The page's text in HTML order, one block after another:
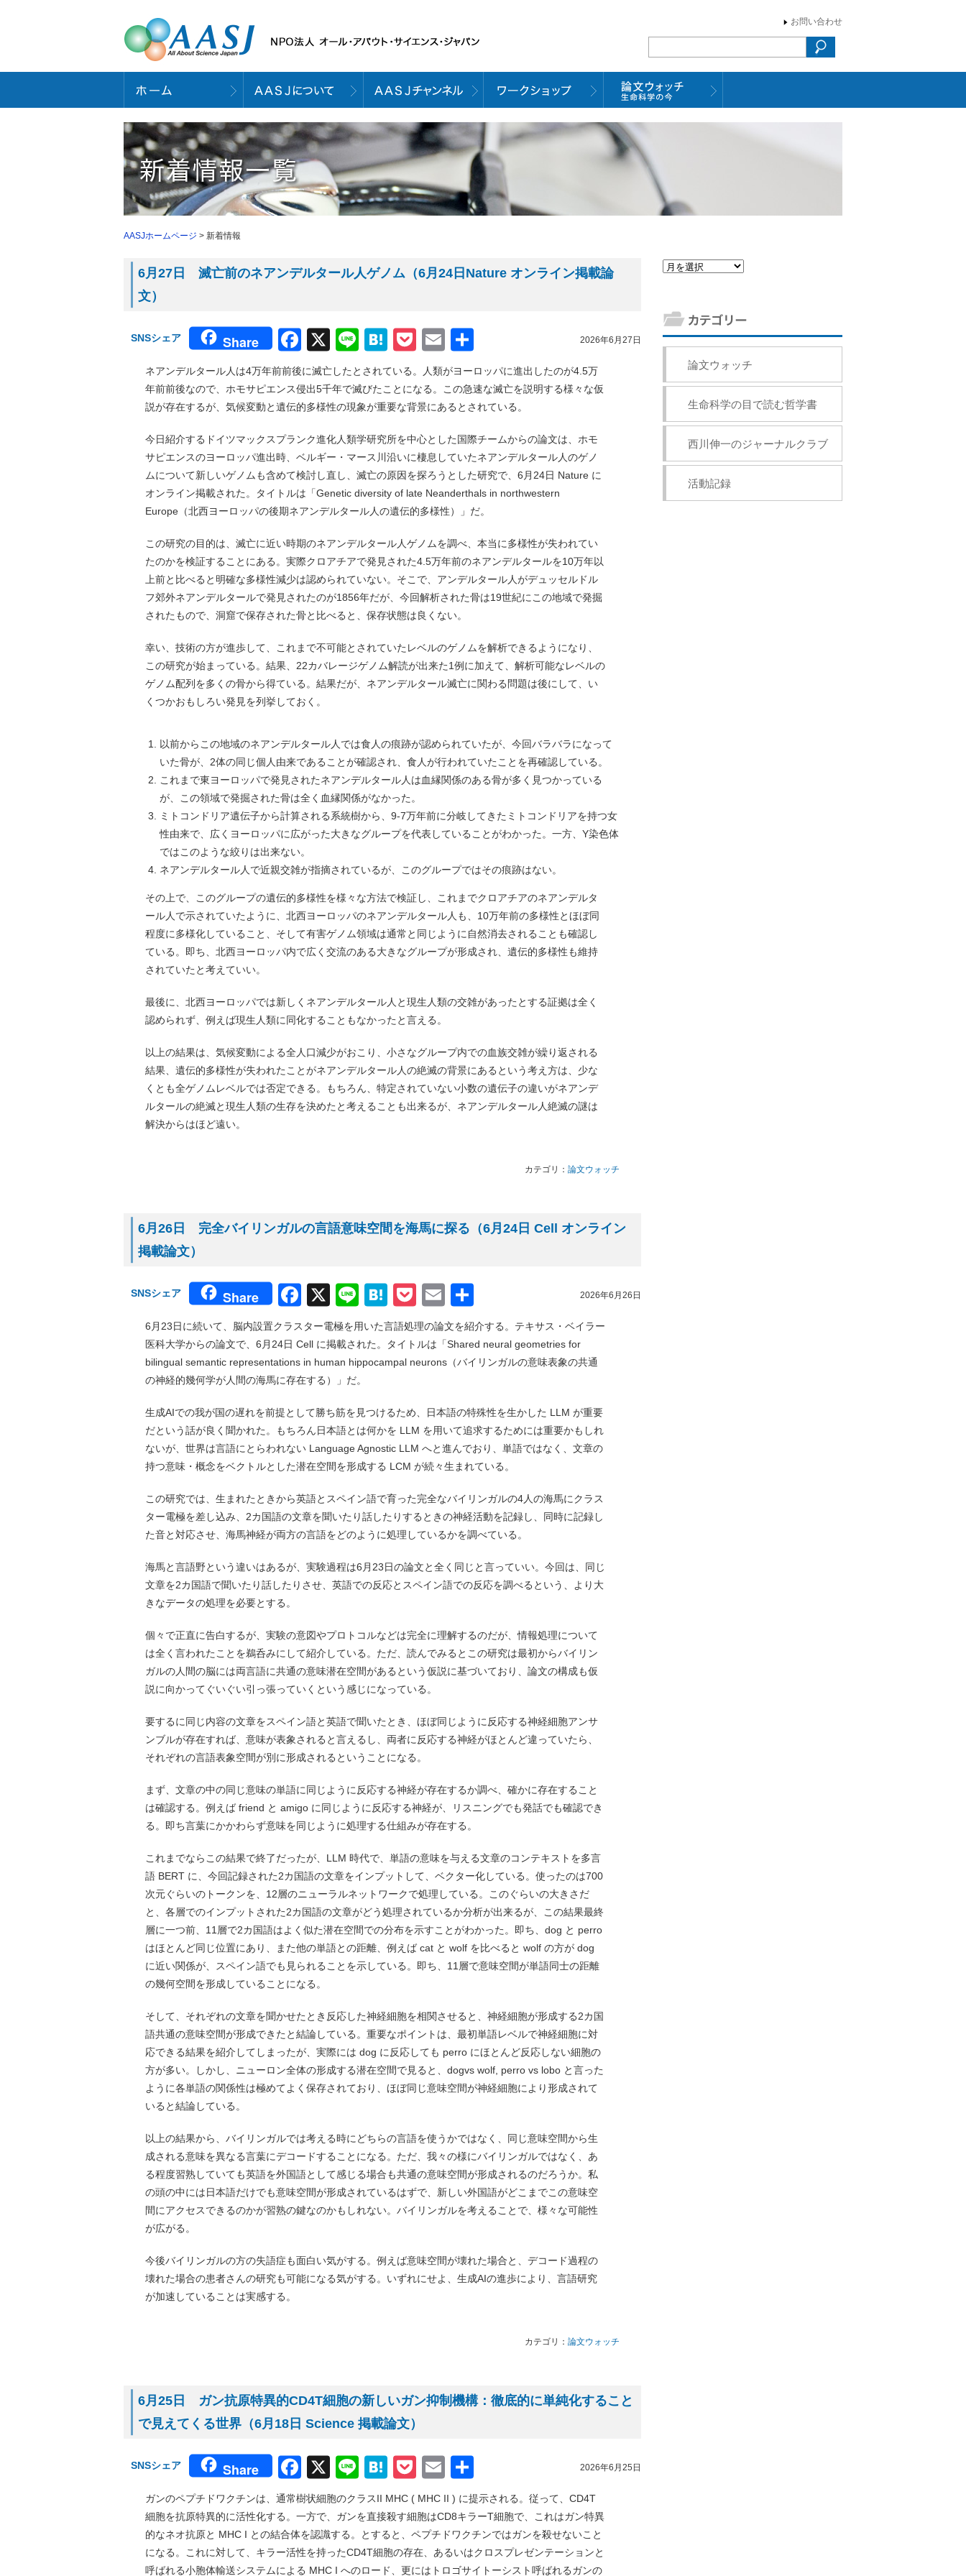
お問い合わせ
AASJホームページ > 新着情報
6月27日 滅亡前のネアンデルタール人ゲノム（6月24日Nature オンライン掲載論
文）
2026年6月27日
SNSシェア Share Facebook
X LineHatena
Pocket
Email
ネアンデルタール人は4万年前前後に滅亡したとされている。人類がヨーロッパに進出したのが4.5万
年前前後なので、ホモサピエンス侵出5千年で滅びたことになる。この急速な滅亡を説明する様々な仮
説が存在するが、気候変動と遺伝的多様性の現象が重要な背景にあるとされている。
今日紹介するドイツマックスプランク進化人類学研究所を中心とした国際チームからの論文は、ホモ
サピエンスのヨーロッパ進出時、ベルギー・マース川沿いに棲息していたネアンデルタール人のゲノ
ムについて新しいゲノムも含めて検討し直し、滅亡の原因を探ろうとした研究で、6月24日 Nature に
オンライン掲載された。タイトルは「Genetic diversity of late Neanderthals in northwestern
Europe（北西ヨーロッパの後期ネアンデルタール人の遺伝的多様性）」だ。
この研究の目的は、滅亡に近い時期のネアンデルタール人ゲノムを調べ、本当に多様性が失われてい
たのかを検証することにある。実際クロアチアで発見された4.5万年前のネアンデルタールを10万年以
上前と比べると明確な多様性減少は認められていない。そこで、アンデルタール人がデュッセルドル
フ郊外ネアンデルタールで発見されたのが1856年だが、今回解析された骨は19世紀にこの地域で発掘
されたもので、洞窟で保存された骨と比べると、保存状態は良くない。
幸い、技術の方が進歩して、これまで不可能とされていたレベルのゲノムを解析できるようになり、
この研究が始まっている。結果、22カバレージゲノム解読が出来た1例に加えて、解析可能なレベルの
ゲノム配列を多くの骨から得ている。結果だが、ネアンデルタール滅亡に関わる問題は後にして、い
くつかおもしろい発見を列挙しておく。
以前からこの地域のネアンデルタール人では食人の痕跡が認められていたが、今回バラバラになって
いた骨が、2体の同じ個人由来であることが確認され、食人が行われていたことを再確認している。
これまで東ヨーロッパで発見されたネアンデルタール人は血縁関係のある骨が多く見つかっている
が、この領域で発掘された骨は全く血縁関係がなかった。
ミトコンドリア遺伝子から計算される系統樹から、9-7万年前に分岐してきたミトコンドリアを持つ女
性由来で、広くヨーロッパに広がった大きなグループを代表していることがわかった。一方、Y染色体
ではこのような絞りは出来ない。
ネアンデルタール人で近親交雑が指摘されているが、このグループではその痕跡はない。
その上で、このグループの遺伝的多様性を様々な方法で検証し、これまでクロアチアのネアンデルタ
ール人で示されていたように、北西ヨーロッパのネアンデルタール人も、10万年前の多様性とほぼ同
程度に多様化していること、そして有害ゲノム領域は通常と同じように自然消去されることも確認し
ている。即ち、北西ヨーロッパ内で広く交流のある大きなグループが形成され、遺伝的多様性も維持
されていたと考えていい。
最後に、北西ヨーロッパでは新しくネアンデルタール人と現生人類の交雑があったとする証拠は全く
認められず、例えば現生人類に同化することもなかったと言える。
以上の結果は、気候変動による全人口減少がおこり、小さなグループ内での血族交雑が繰り返される
結果、遺伝的多様性が失われたことがネアンデルタール人の絶滅の背景にあるという考え方は、少な
くとも全ゲノムレベルでは否定できる。もちろん、特定されていない小数の遺伝子の違いがネアンデ
ルタールの絶滅と現生人類の生存を決めたと考えることも出来るが、ネアンデルタール人絶滅の謎は
解決からはほど遠い。
カテゴリ： 論文ウォッチ
6月26日 完全バイリンガルの言語意味空間を海馬に探る（6月24日 Cell オンライン
掲載論文）
2026年6月26日
SNSシェア Share Facebook
X LineHatena
Pocket
Email
有
6月23日に続いて、脳内設置クラスター電極を用いた言語処理の論文を紹介する。テキサス・ベイラー
医科大学からの論文で、6月24日 Cell に掲載された。タイトルは「Shared neural geometries for
bilingual semantic representations in human hippocampal neurons（バイリンガルの意味表象の共通
の神経的幾何学が人間の海馬に存在する）」だ。
生成AIでの我が国の遅れを前提として勝ち筋を見つけるため、日本語の特殊性を生かした LLM が重要
だという話が良く聞かれた。もちろん日本語とは何かを LLM を用いて追求するためには重要かもしれ
ないが、世界は言語にとらわれない Language Agnostic LLM へと進んでおり、単語ではなく、文章の
持つ意味・概念をベクトルとした潜在空間を形成する LCM が続々生まれている。
この研究では、生まれたときから英語とスペイン語で育った完全なバイリンガルの4人の海馬にクラス
ター電極を差し込み、2カ国語の文章を聞いたり話したりするときの神経活動を記録し、同時に記録し
た音と対応させ、海馬神経が両方の言語をどのように処理しているかを調べている。
海馬と言語野という違いはあるが、実験過程は6月23日の論文と全く同じと言っていい。今回は、同じ
文章を2カ国語で聞いたり話したりさせ、英語での反応とスペイン語での反応を調べるという、より大
きなデータの処理を必要とする。
個々で正直に告白するが、実験の意図やプロトコルなどは完全に理解するのだが、情報処理について
は全く言われたことを鵜呑みにして紹介している。ただ、読んでみるとこの研究は最初からバイリン
ガルの人間の脳には両言語に共通の意味潜在空間があるという仮説に基づいており、論文の構成も仮
説に向かってぐいぐい引っ張っていくという感じになっている。
要するに同じ内容の文章をスペイン語と英語で聞いたとき、ほぼ同じように反応する神経細胞アンサ
ンブルが存在すれば、意味が表象されると言えるし、両者に反応する神経がほとんど違っていたら、
それぞれの言語表象空間が別に形成されるということになる。
まず、文章の中の同じ意味の単語に同じように反応する神経が存在するか調べ、確かに存在すること
は確認する。例えば friend と amigo に同じように反応する神経が、リスニングでも発話でも確認でき
る。即ち言葉にかかわらず意味を同じように処理する仕組みが存在する。
これまでならこの結果で終了だったが、LLM 時代で、単語の意味を与える文章のコンテキストを多言
語 BERT に、今回記録された2カ国語の文章をインプットして、ベクター化している。使ったのは700
次元ぐらいのトークンを、12層のニューラルネットワークで処理している。このぐらいの大きさだ
と、各層でのインプットされた2カ国語の文章がどう処理されているか分析が出来るが、この結果最終
層に一つ前、11層で2カ国語はよく似た潜在空間での分布を示すことがわかった。即ち、dog と perro
はほとんど同じ位置にあり、また他の単語との距離、例えば cat と wolf を比べると wolf の方が dog
に近い関係が、スペイン語でも見られることを示している。即ち、11層で意味空間が単語同士の距離
の幾何空間を形成していることになる。
そして、それぞれの文章を聞かせたとき反応した神経細胞を相関させると、神経細胞が形成する2カ国
語共通の意味空間が形成できたと結論している。重要なポイントは、最初単語レベルで神経細胞に対
応できる結果を紹介してしまったが、実際には dog に反応しても perro にほとんど反応しない細胞の
方が多い。しかし、ニューロン全体の形成する潜在空間で見ると、dogvs wolf, perro vs lobo と言った
ように各単語の関係性は極めてよく保存されており、ほぼ同じ意味空間が神経細胞により形成されて
いると結論している。
以上の結果から、バイリンガルでは考える時にどちらの言語を使うかではなく、同じ意味空間から生
成される意味を異なる言葉にデコードすることになる。ただ、我々の様にバイリンガルではなく、あ
る程度習熟していても英語を外国語として感じる場合も共通の意味空間が形成されるのだろうか。私
の頭の中には日本語だけでも意味空間が形成されているはずで、新しい外国語がどこまでこの意味空
間にアクセスできるのかが習熟の鍵なのかもしれない。バイリンガルを考えることで、様々な可能性
が広がる。
今後バイリンガルの方の失語症も面白い気がする。例えば意味空間が壊れた場合と、デコード過程の
壊れた場合の患者さんの研究も可能になる気がする。いずれにせよ、生成AIの進歩により、言語研究
が加速していることは実感する。
カテゴリ： 論文ウォッチ
6月25日 ガン抗原特異的CD4T細胞の新しいガン抑制機構：徹底的に単純化すること
で見えてくる世界（6月18日 Science 掲載論文）
2026年6月25日
SNSシェア Share Facebook
X LineHatena
Pocket
Email
有
ガンのペプチドワクチンは、通常樹状細胞のクラスII MHC ( MHC II ) に提示される。従って、CD4T
細胞を抗原特異的に活性化する。一方で、ガンを直接殺す細胞はCD8キラーT細胞で、これはガン特異
的なネオ抗原と MHC I との結合体を認識する。とすると、ペプチドワクチンではガンを殺せないこと
になる。これに対して、キラー活性を持ったCD4T細胞の存在、あるいはクロスプレゼンテーションと
呼ばれる小胞体輸送システムによる MHC I へのロード、更にはトロゴサイトーシスト呼ばれるガンの
論文ウォッチ
生命科学の目で読む哲学書
西川伸一のジャーナルクラブ
活動記録